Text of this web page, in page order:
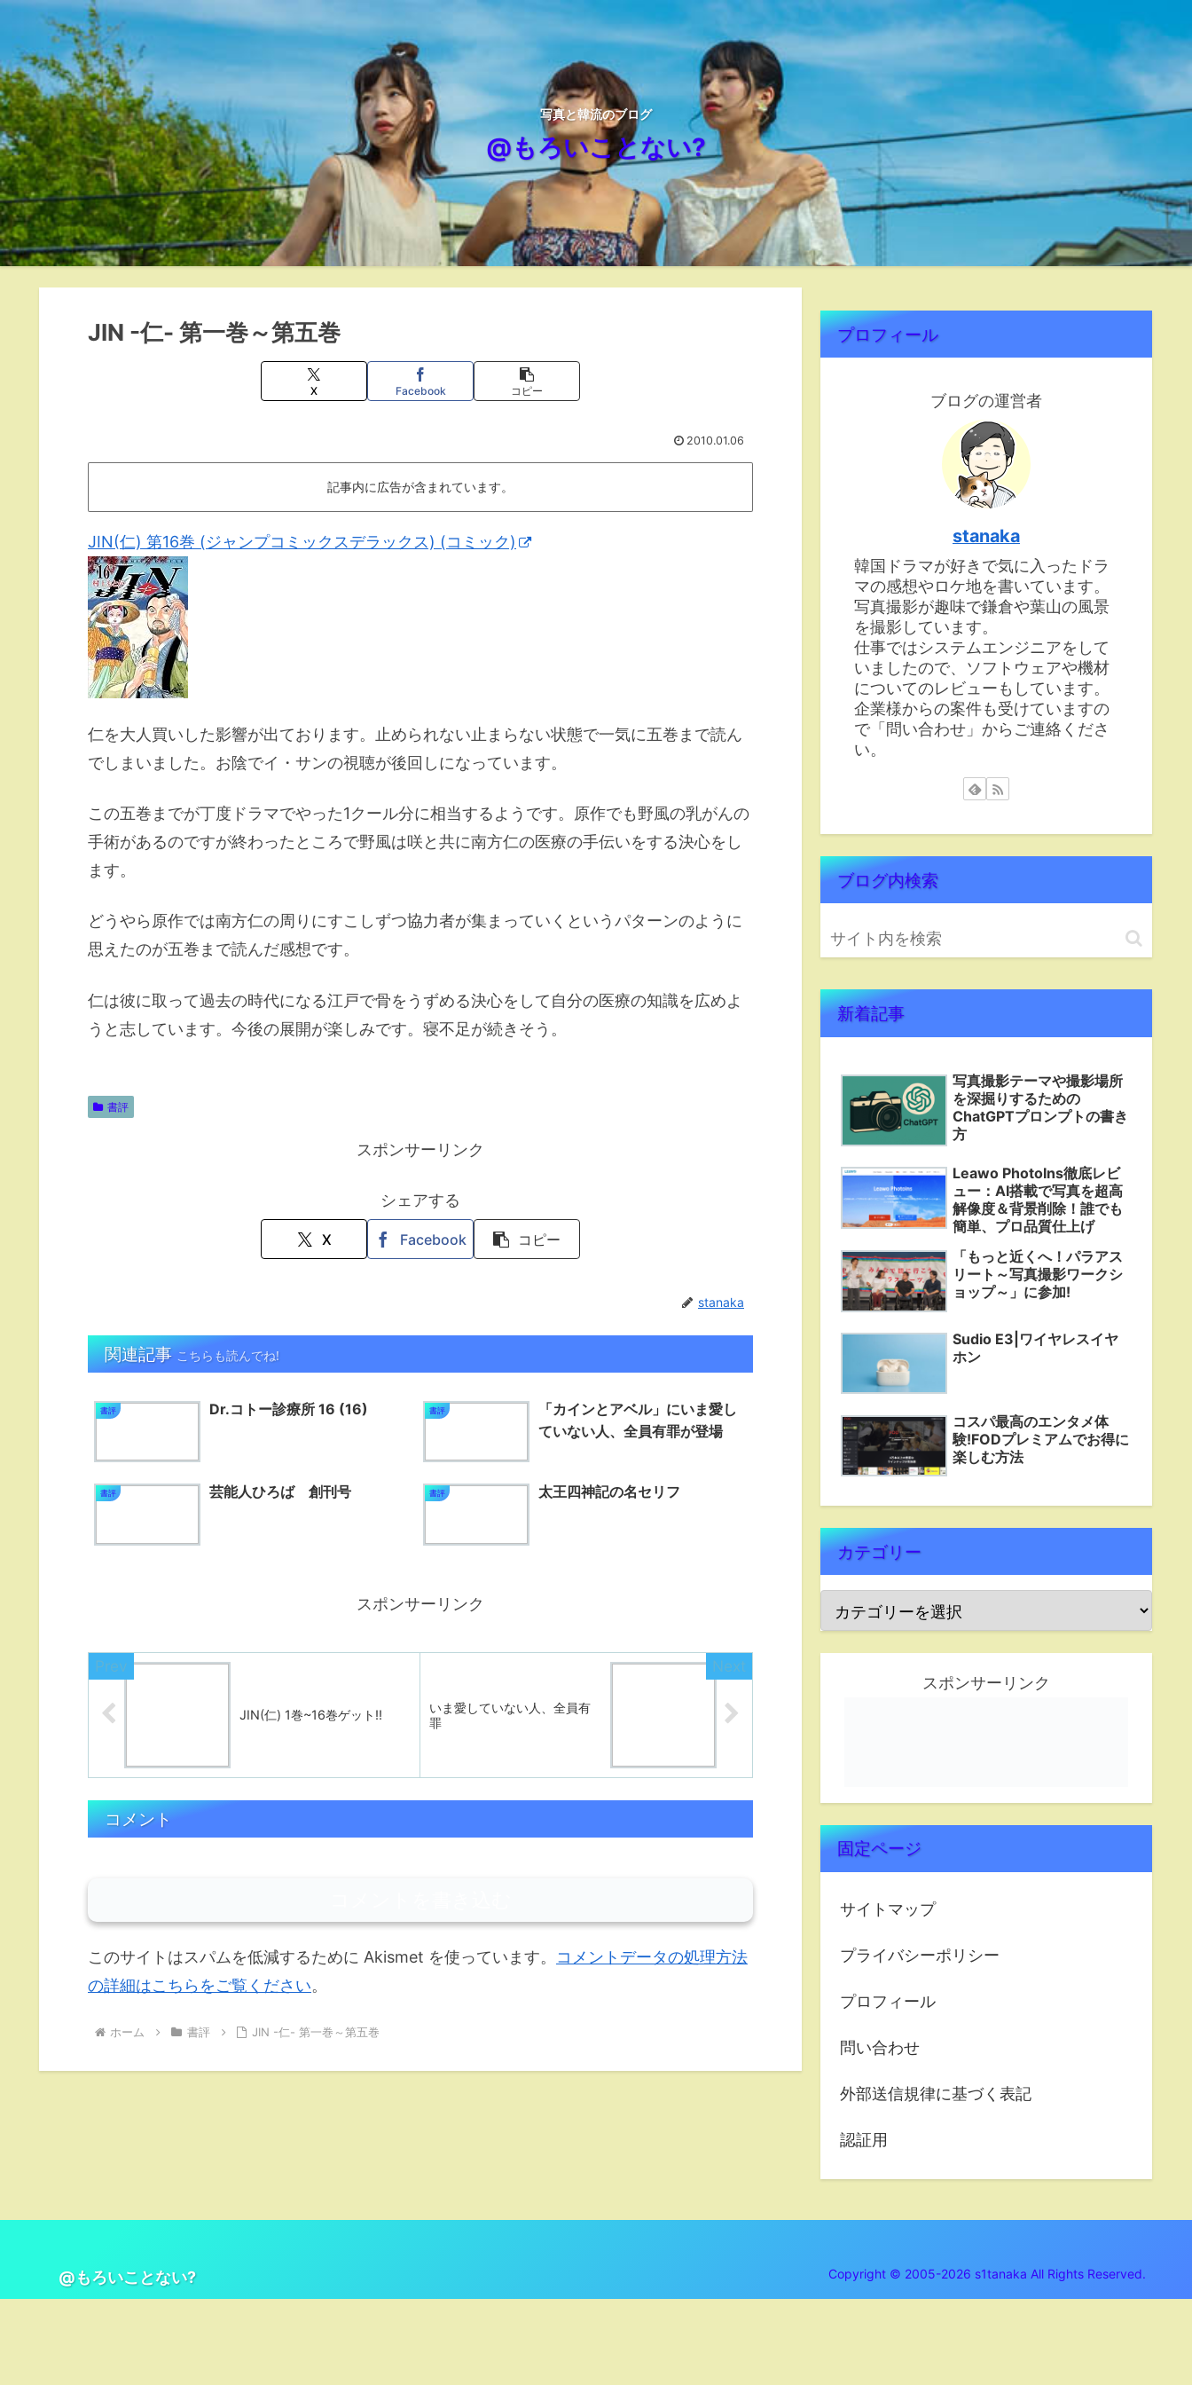
写真と韓流のブログ
@もろいことない?
JIN -仁- 第一巻～第五巻
X Facebook コピー
2010.01.06
記事内に広告が含まれています。
JIN(仁) 第16巻 (ジャンプコミックスデラックス) (コミック)
仁を大人買いした影響が出ております。止められない止まらない状態で一気に五巻まで読ん
でしまいました。お陰でイ・サンの視聴が後回しになっています。
この五巻までが丁度ドラマでやった1クール分に相当するようです。原作でも野風の乳がんの
手術があるのですが終わったところで野風は咲と共に南方仁の医療の手伝いをする決心をし
ます。
どうやら原作では南方仁の周りにすこしずつ協力者が集まっていくというパターンのように
思えたのが五巻まで読んだ感想です。
仁は彼に取って過去の時代になる江戸で骨をうずめる決心をして自分の医療の知識を広めよ
うと志しています。今後の展開が楽しみです。寝不足が続きそう。
書評
スポンサーリンク
シェアする
X Facebook コピー
stanaka
関連記事こちらも読んでね!
書評 Dr.コトー診療所 16 (16) 書評
「カインとアベル」にいま愛し
ていない人、全員有罪が登場
書評 芸能人ひろば 創刊号 書評 太王四神記の名セリフ
スポンサーリンク
JIN(仁) 1巻~16巻ゲット!!
いま愛していない人、全員有
罪
コメント
このサイトはスパムを低減するために Akismet を使っています。 コメントデータの処理方法
の詳細はこちらをご覧ください。
ホーム 書評 JIN -仁- 第一巻～第五巻
プロフィール
ブログの運営者
stanaka
韓国ドラマが好きで気に入ったドラ
マの感想やロケ地を書いています。
写真撮影が趣味で鎌倉や葉山の風景
を撮影しています。
仕事ではシステムエンジニアをして
いましたので、ソフトウェアや機材
についてのレビューもしています。
企業様からの案件も受けていますの
で「問い合わせ」からご連絡くださ
い。
ブログ内検索
新着記事
写真撮影テーマや撮影場所
を深掘りするための
ChatGPTプロンプトの書き
方
Leawo PhotoIns徹底レビ
ュー：AI搭載で写真を超高
解像度＆背景削除！誰でも
簡単、プロ品質仕上げ
「もっと近くへ！パラアス
リート～写真撮影ワークシ
ョップ～」に参加!
Sudio E3|ワイヤレスイヤ
ホン
コスパ最高のエンタメ体
験!FODプレミアムでお得に
楽しむ方法
カテゴリー
スポンサーリンク
固定ページ
サイトマップ
プライバシーポリシー
プロフィール
問い合わせ
外部送信規律に基づく表記
認証用
@もろいことない? Copyright © 2005-2026 s1tanaka All Rights Reserved.